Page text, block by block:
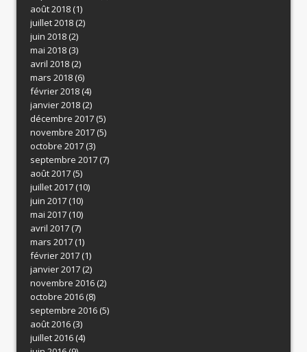
août 2018(1)
juillet 2018(2)
juin 2018(2)
mai 2018(3)
avril 2018(2)
mars 2018(6)
février 2018(4)
janvier 2018(2)
décembre 2017(5)
novembre 2017(5)
octobre 2017(3)
septembre 2017(7)
août 2017(5)
juillet 2017(10)
juin 2017(10)
mai 2017(10)
avril 2017(7)
mars 2017(1)
février 2017(1)
janvier 2017(2)
novembre 2016(2)
octobre 2016(8)
septembre 2016(5)
août 2016(3)
juillet 2016(4)